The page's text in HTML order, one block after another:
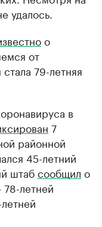
удалось.
о
от
79-летняя
в
7
районной
45-летний
штабсообщил о
летней